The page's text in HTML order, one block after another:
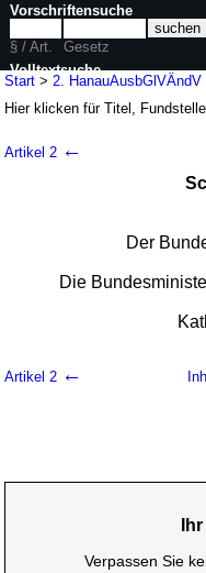
Start > 2. HanauAusbGlVÄndV
Hier klicken fürTitel,
Änderung der
von
über das Bestehen
Gesellenprüfung
BGBl. 2026 I
Artikel 2 ←
Der
Die
Artikel 2 ←
Vorschriftensuche
§ / Art.
Gesetz
Volltextsuche
nur in 2.
Verpassen Sie